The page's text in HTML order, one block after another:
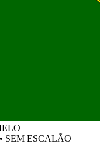
• SEM ESCALÃO